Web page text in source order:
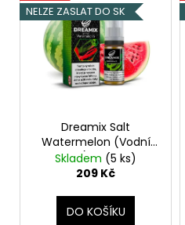
NELZE ZASLAT DO SK
Dreamix Salt
Watermelon (Vodní
meloun) 10ml 20mg
Skladem (5 ks)
209 Kč
DO KOŠÍKU